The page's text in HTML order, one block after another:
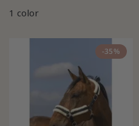
1 color
-35%